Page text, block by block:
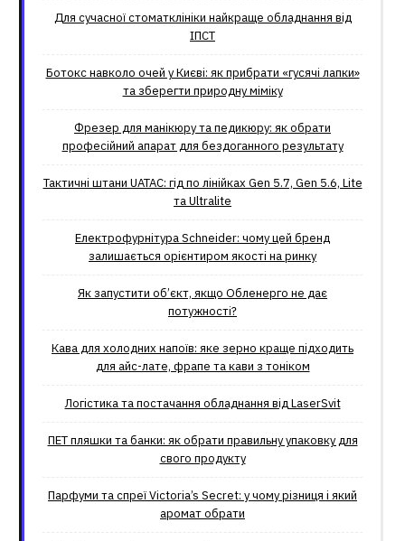
Для сучасної стоматклініки найкраще обладнання від
ІПСТ
Ботокс навколо очей у Києві: як прибрати «гусячі лапки»
та зберегти природну міміку
Фрезер для манікюру та педикюру: як обрати
професійний апарат для бездоганного результату
Тактичні штани UATAC: гід по лінійках Gen 5.7, Gen 5.6, Lite
та Ultralite
Електрофурнітура Schneider: чому цей бренд
залишається орієнтиром якості на ринку
Як запустити об’єкт, якщо Обленерго не дає
потужності?
Кава для холодних напоїв: яке зерно краще підходить
для айс-лате, фрапе та кави з тоніком
Логістика та постачання обладнання від LaserSvit
ПЕТ пляшки та банки: як обрати правильну упаковку для
свого продукту
Парфуми та спреї Victoria’s Secret: у чому різниця і який
аромат обрати